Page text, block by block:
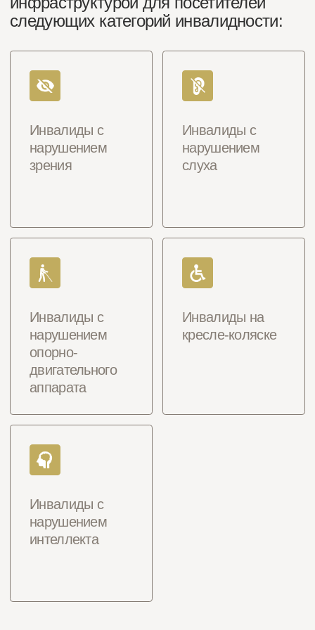
Цифровая экскурсия
Новости
Все объекты доступны для
всех категорий посетителей с
инвалидностью
Инвалиды с
нарушением
зрения
Инвалиды с
нарушением
опорно-
двигательного
Инвалиды с
нарушением
слуха
Инвалиды на
кресле-коляске
Инвалиды с
нарушением
Вечный
павильон
Объект